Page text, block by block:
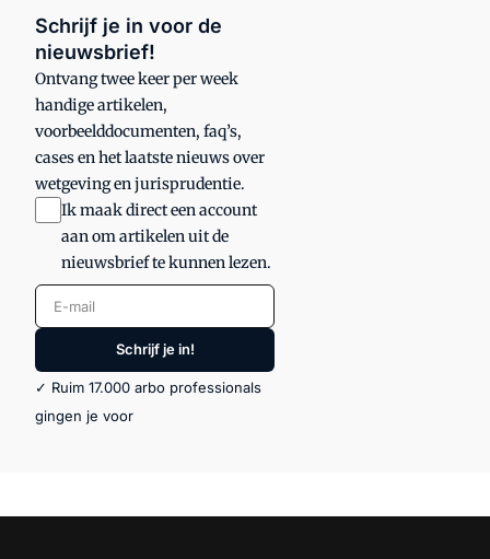
Schrijf je in voor de
nieuwsbrief!
Ontvang twee keer per week
handige artikelen,
voorbeelddocumenten, faq’s,
cases en het laatste nieuws over
wetgeving en jurisprudentie.
Ik maak direct een account
aan om artikelen uit de
nieuwsbrief te kunnen lezen.
E-mail
Schrijf je in!
✓ Ruim 17.000 arbo professionals
gingen je voor